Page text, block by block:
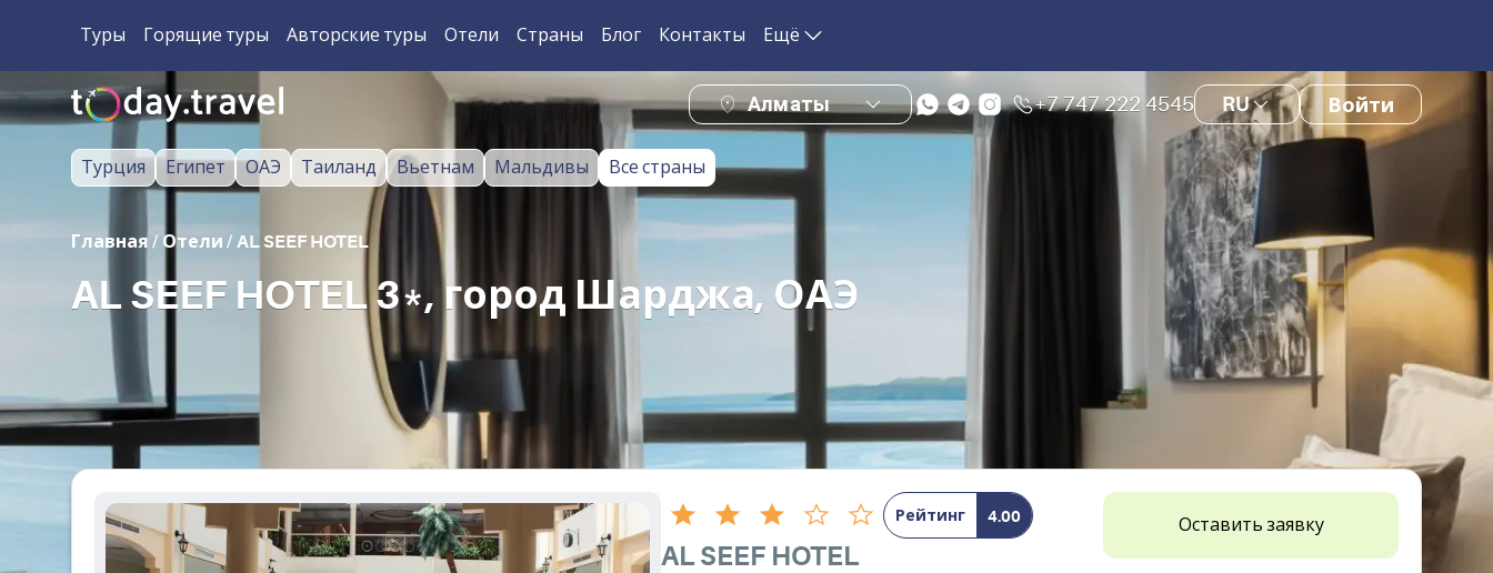
Туры Горящие туры Авторские туры Отели Страны Блог Контакты Ещё
Алматы +7 747 222 4545 RU Войти
Турция Египет ОАЭ Таиланд Вьетнам Мальдивы Все страны
Главная / Отели / AL SEEF HOTEL
AL SEEF HOTEL 3*, город Шарджа, ОАЭ
Рейтинг 4.00
AL SEEF HOTEL
Оставить заявку